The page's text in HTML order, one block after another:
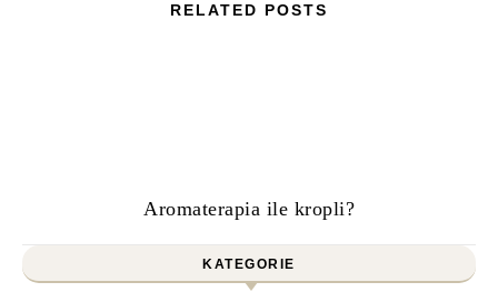
RELATED POSTS
Aromaterapia ile kropli?
KATEGORIE